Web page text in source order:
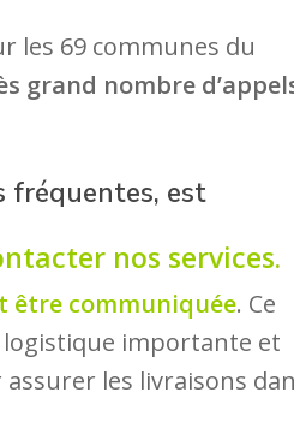
les 69 communes du
grand nombre
fréquentes, est
nos services.
être communiquée. Ce
importante et
les livraisons